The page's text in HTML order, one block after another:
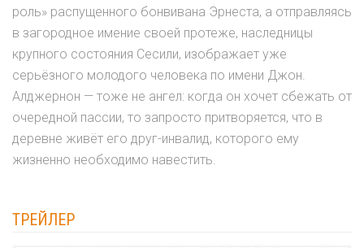
роль» распущенного бонвивана Эрнеста, а отправляясь
в загородное имение своей протеже, наследницы
крупного состояния Сесили, изображает уже
серьёзного молодого человека по имени Джон.
Алджернон — тоже не ангел: когда он хочет сбежать от
очередной пассии, то запросто притворяется, что в
деревне живёт его друг-инвалид, которого ему
жизненно необходимо навестить.
ТРЕЙЛЕР